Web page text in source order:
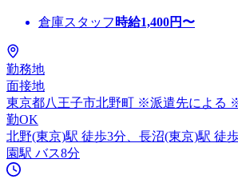
倉庫スタッフ 時給1,400円〜
勤務地
面接地
東京都八王子市北野町 ※派遣先による
勤OK
北野(東京)駅 徒歩3分、長沼(東京)駅 徒
園駅 バス8分